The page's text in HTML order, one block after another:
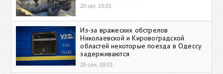
20 окт, 15:01
Из-за вражеских обстрелов
Николаевской и Кировоградской
областей некоторые поезда в Одессу
задерживаются
25 сен, 09:01